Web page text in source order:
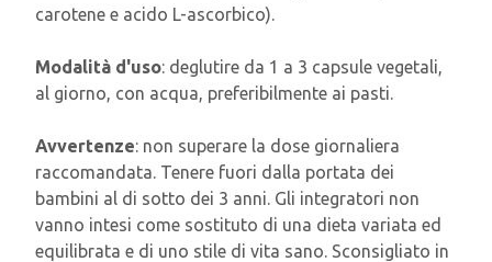
carotene e acido L-ascorbico).
Modalità d'uso: deglutire da 1 a 3 capsule vegetali,
al giorno, con acqua, preferibilmente ai pasti.
Avvertenze: non superare la dose giornaliera
raccomandata. Tenere fuori dalla portata dei
bambini al di sotto dei 3 anni. Gli integratori non
vanno intesi come sostituto di una dieta variata ed
equilibrata e di uno stile di vita sano. Sconsigliato in